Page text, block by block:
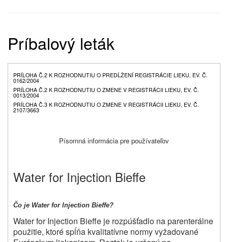
Príbalový leták
PRÍLOHA Č.2 K ROZHODNUTIU O PREDĹŽENÍ REGISTRÁCIE LIEKU, EV. Č.
0162/2004
PRÍLOHA Č.2 K ROZHODNUTIU O ZMENE V REGISTRÁCII LIEKU, EV. Č.
0013/2004
PRÍLOHA Č.3 K ROZHODNUTIU O ZMENE V REGISTRÁCII LIEKU, EV. Č.
2107/3663
Písomná informácia pre používateľov
Water for Injection Bieffe
Čo je Water for Injection Bieffe?
Water for Injection Bieffe je rozpúšťadlo na parenterálne
použitie, ktoré spĺňa kvalitatívne normy vyžadované